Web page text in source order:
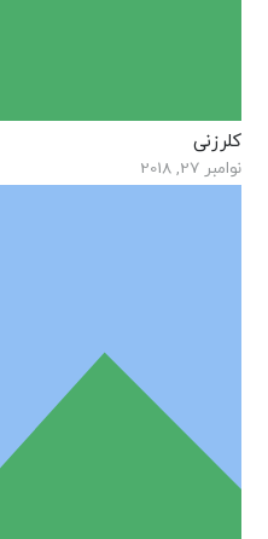
کلرزنی
نوامبر 27, 2018